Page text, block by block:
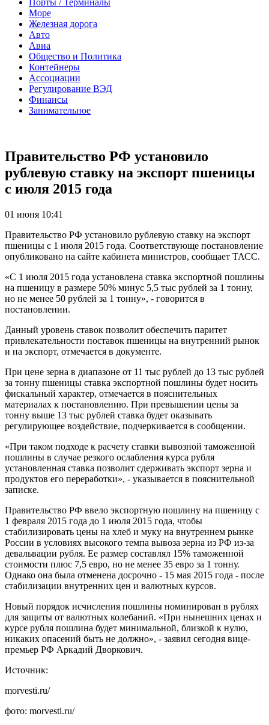
Море
Железная дорога
Авто
Авиа
Общество и Политика
Контейнеры
Ассоциации
Регулирование ВЭД
Финансы
Занимательное
Правительство РФ установило
рублевую ставку на экспорт пшеницы
с июля 2015 года
01 июня 10:41
Правительство РФ установило рублевую ставку на экспорт
пшеницы с 1 июля 2015 года. Соответствующе постановление
опубликовано на сайте кабинета министров, сообщает ТАСС.
«С 1 июля 2015 года установлена ставка экспортной пошлины
на пшеницу в размере 50% минус 5,5 тыс рублей за 1 тонну,
но не менее 50 рублей за 1 тонну», - говорится в
постановлении.
Данный уровень ставок позволит обеспечить паритет
привлекательности поставок пшеницы на внутренний рынок
и на экспорт, отмечается в документе.
При цене зерна в диапазоне от 11 тыс рублей до 13 тыс рублей
за тонну пшеницы ставка экспортной пошлины будет носить
фискальный характер, отмечается в пояснительных
материалах к постановлению. При превышении цены за
тонну выше 13 тыс рублей ставка будет оказывать
регулирующее воздействие, подчеркивается в сообщении.
«При таком подходе к расчету ставки вывозной таможенной
пошлины в случае резкого ослабления курса рубля
установленная ставка позволит сдерживать экспорт зерна и
продуктов его переработки», - указывается в пояснительной
записке.
Правительство РФ ввело экспортную пошлину на пшеницу с
1 февраля 2015 года до 1 июля 2015 года, чтобы
стабилизировать цены на хлеб и муку на внутреннем рынке
России в условиях высокого темпа вывоза зерна из РФ из-за
девальвации рубля. Ее размер составлял 15% таможенной
стоимости плюс 7,5 евро, но не менее 35 евро за 1 тонну.
Однако она была отменена досрочно - 15 мая 2015 года - после
стабилизации внутренних цен и валютных курсов.
Новый порядок исчисления пошлины номинирован в рублях
для защиты от валютных колебаний. «При нынешних ценах и
курсе рубля пошлина будет минимальной, близкой к нулю,
никаких опасений быть не должно», - заявил сегодня вице-
премьер РФ Аркадий Дворкович.
Источник:
morvesti.ru/
фото: morvesti.ru/